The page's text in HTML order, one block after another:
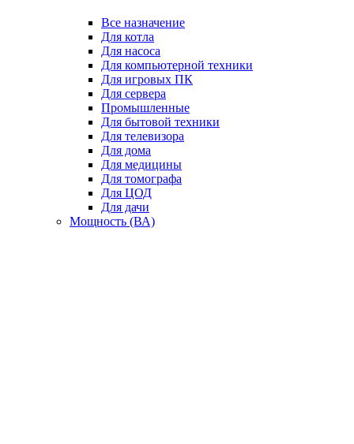
Все назначение
Для котла
Для насоса
Для компьютерной техники
Для игровых ПК
Для сервера
Промышленные
Для бытовой техники
Для телевизора
Для дома
Для медицины
Для томографа
Для ЦОД
Для дачи
Мощность (ВА)